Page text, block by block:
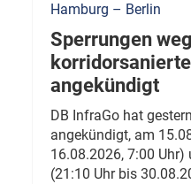
Hamburg – Berlin
Sperrungen
angekündigt
DB InfraGo hat
angekündigt, am
16.08.2026, 7:00
(21:10 Uhr bis